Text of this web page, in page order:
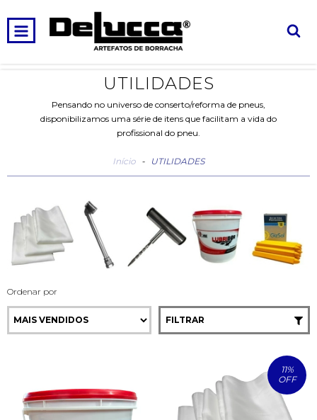
PRODUTOS
UTILIDADES
Pensando no universo de conserto/reforma de pneus,
disponibilizamos uma série de itens que facilitam a vida do
profissional do pneu.
Início - UTILIDADES
Ordenar por
FILTRAR
11%
OFF